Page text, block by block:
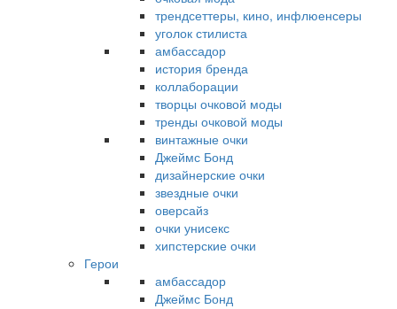
трендсеттеры, кино, инфлюенсеры
уголок стилиста
амбассадор
история бренда
коллаборации
творцы очковой моды
тренды очковой моды
винтажные очки
Джеймс Бонд
дизайнерские очки
звездные очки
оверсайз
очки унисекс
хипстерские очки
Герои
амбассадор
Джеймс Бонд